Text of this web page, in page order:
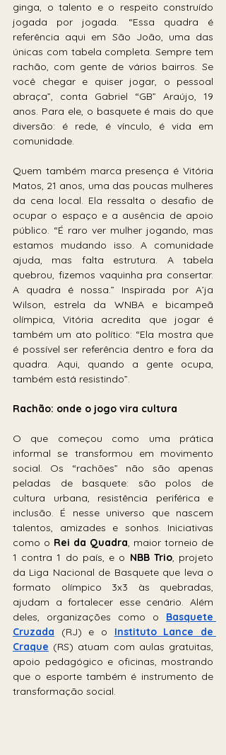
ginga, o talento e o respeito construído
jogada por jogada. “Essa quadra é
referência aqui em São João, uma das
únicas com tabela completa. Sempre tem
rachão, com gente de vários bairros. Se
você chegar e quiser jogar, o pessoal
abraça”, conta Gabriel “GB” Araújo, 19
anos. Para ele, o basquete é mais do que
diversão: é rede, é vínculo, é vida em
comunidade.
Quem também marca presença é Vitória
Matos, 21 anos, uma das poucas mulheres
da cena local. Ela ressalta o desafio de
ocupar o espaço e a ausência de apoio
público. “É raro ver mulher jogando, mas
estamos mudando isso. A comunidade
ajuda, mas falta estrutura. A tabela
quebrou, fizemos vaquinha pra consertar.
A quadra é nossa.” Inspirada por A’ja
Wilson, estrela da WNBA e bicampeã
olímpica, Vitória acredita que jogar é
também um ato político: “Ela mostra que
é possível ser referência dentro e fora da
quadra. Aqui, quando a gente ocupa,
também está resistindo”.
Rachão: onde o jogo vira cultura
O que começou como uma prática
informal se transformou em movimento
social. Os “rachões” não são apenas
peladas de basquete: são polos de
cultura urbana, resistência periférica e
inclusão. É nesse universo que nascem
talentos, amizades e sonhos. Iniciativas
como o Rei da Quadra, maior torneio de
1 contra 1 do país, e o NBB Trio, projeto
da Liga Nacional de Basquete que leva o
formato olímpico 3x3 às quebradas,
ajudam a fortalecer esse cenário. Além
deles, organizações como o Basquete
Cruzada (RJ) e o Instituto Lance de
Craque (RS) atuam com aulas gratuitas,
apoio pedagógico e oficinas, mostrando
que o esporte também é instrumento de
transformação social.